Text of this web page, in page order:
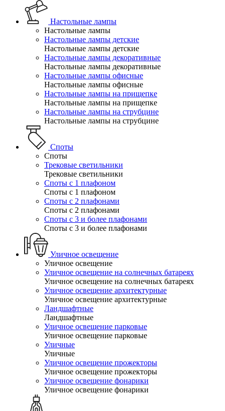
Настольные лампы
Настольные лампы
Настольные лампы детские
Настольные лампы детские
Настольные лампы декоративные
Настольные лампы декоративные
Настольные лампы офисные
Настольные лампы офисные
Настольные лампы на прищепке
Настольные лампы на прищепке
Настольные лампы на струбцине
Настольные лампы на струбцине
Споты
Споты
Трековые светильники
Трековые светильники
Споты с 1 плафоном
Споты с 1 плафоном
Споты с 2 плафонами
Споты с 2 плафонами
Споты с 3 и более плафонами
Споты с 3 и более плафонами
Уличное освещение
Уличное освещение
Уличное освещение на солнечных батареях
Уличное освещение на солнечных батареях
Уличное освещение архитектурные
Уличное освещение архитектурные
Ландшафтные
Ландшафтные
Уличное освещение парковые
Уличное освещение парковые
Уличные
Уличные
Уличное освещение прожекторы
Уличное освещение прожекторы
Уличное освещение фонарики
Уличное освещение фонарики